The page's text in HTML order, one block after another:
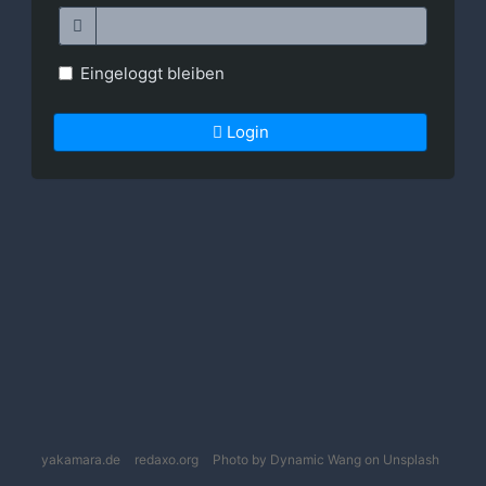
Eingeloggt bleiben
Login
yakamara.de redaxo.org Photo by Dynamic Wang on Unsplash